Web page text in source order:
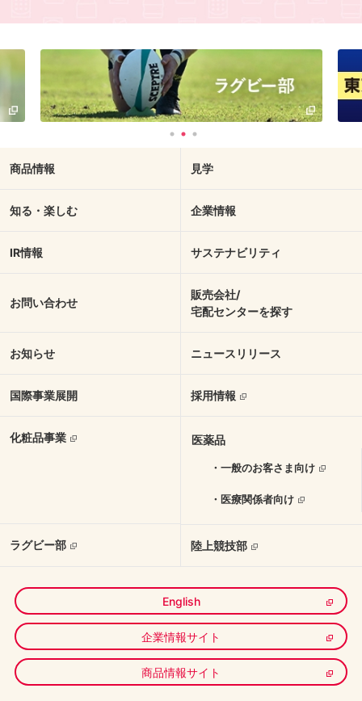
English
企業情報サイト
商品情報サイト
商品情報 見学
知る・楽しむ 企業情報
IR情報 サステナビリティ
お問い合わせ
販売会社/
宅配センターを探す
お知らせ ニュースリリース
国際事業展開 採用情報
化粧品事業 医薬品
・一般のお客さま向け
・医療関係者向け
ラグビー部 陸上競技部